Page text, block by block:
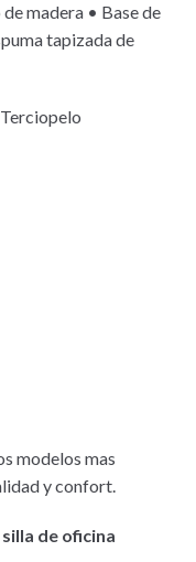
madera • Base de
tapizada de
modelos mas
y confort.
silla de oficina